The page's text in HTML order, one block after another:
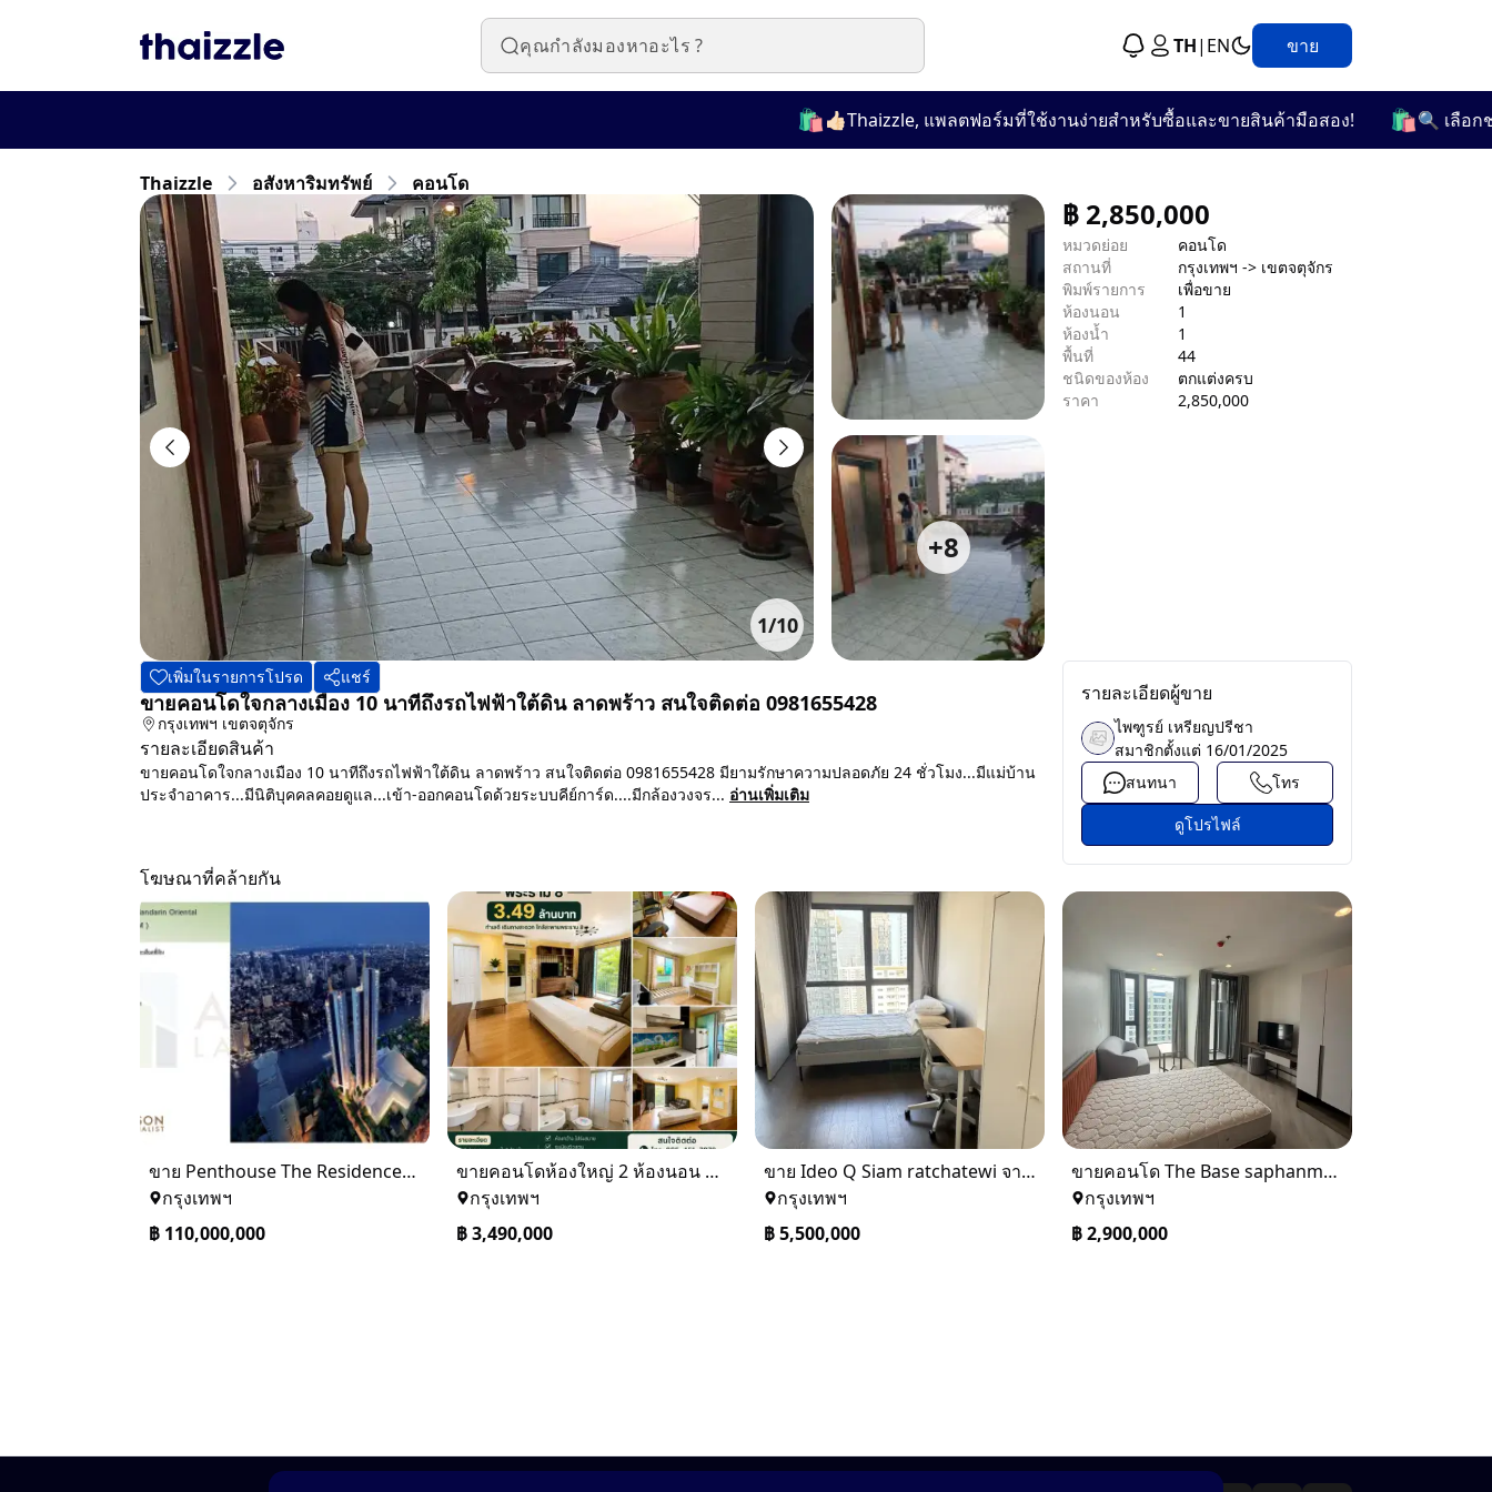
TH| EN ขาย
👍🏻Thaizzle, แพลตฟอร์มที่ใช้งานง่ายสำหรับซื้อและขายสินค้ามือสอง! 🛍️ 🔍 เลือกชมจา
Thaizzle อสังหาริมทรัพย์ คอนโด
1/10
+8
฿ 2,850,000
หมวดย่อย
คอนโด
สถานที่
กรุงเทพฯ -> เขตจตุจักร
พิมพ์รายการ
เพื่อขาย
ห้องนอน
1
ห้องน้ำ
1
พื้นที่
44
ชนิดของห้อง
ตกแต่งครบ
ราคา
2,850,000
เพิ่มในรายการโปรด แชร์
ขายคอนโดใจกลางเมือง 10 นาทีถึงรถไฟฟ้าใต้ดิน ลาดพร้าว สนใจติดต่อ 0981655428
กรุงเทพฯ เขตจตุจักร
รายละเอียดสินค้า
ขายคอนโดใจกลางเมือง 10 นาทีถึงรถไฟฟ้าใต้ดิน ลาดพร้าว สนใจติดต่อ 0981655428 มียามรักษาความปลอดภัย 24 ชั่วโมง...มีแม่บ้าน
ประจำอาคาร...มีนิติบุคคลคอยดูแล...เข้า-ออกคอนโดด้วยระบบคีย์การ์ด....มีกล้องวงจร... อ่านเพิ่มเติม
รายละเอียดผู้ขาย
ไพฑูรย์ เหรียญปรีชา
สมาชิกตั้งแต่ 16/01/2025
สนทนา
โทร
ดูโปรไฟล์
โฆษณาที่คล้ายกัน
ขาย Penthouse The Residences at Mandarin Oriental Bangkok (ICONSIAM)
กรุงเทพฯ
฿ 110,000,000
ขายคอนโดห้องใหญ่ 2 ห้องนอน ทำเลพระราม 8 Lumpini Place Rama VIII
กรุงเทพฯ
฿3,490,000
ขาย Ideo Q Siam ratchatewi จาก BTS ราชเทวี 300 เมตร เจ้าของขายเอง
กรุงเทพฯ
฿5,500,000
ขายคอนโด The Base saphanmai ย่านสะพานใหม่
กรุงเทพฯ
฿2,900,000